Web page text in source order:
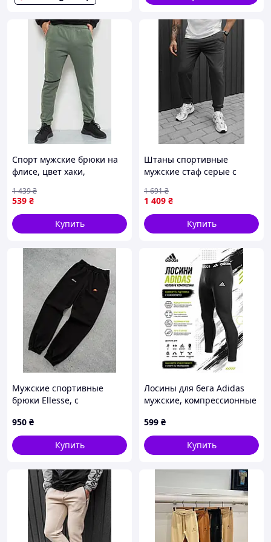
Спорт мужские брюки на
флисе, цвет хаки,
539 ₴
1 439₴
Купить
Штаны спортивные
мужские стаф серые с
gray Seli Штани спортивні
чоловічі стаф сірі з
логотипом Staff
1 409 ₴
1 691₴
Купить
Мужские спортивные
брюки Ellesse, с
черные, хлопок, размер S,
весна-лето-осень, Турция
950 ₴
Купить
Лосины для бега Adidas
мужские, компрессионные
черного цвета, тайтсы
Адидас для тренировок
599 ₴
Купить